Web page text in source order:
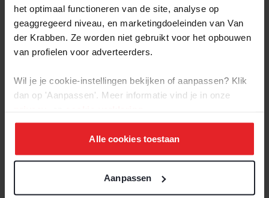
het optimaal functioneren van de site, analyse op
geaggregeerd niveau, en marketingdoeleinden van Van
der Krabben. Ze worden niet gebruikt voor het opbouwen
van profielen voor adverteerders.
Wil je je cookie-instellingen bekijken of aanpassen? Klik
dan op 'Aanpassen'. Meer informatie vind je in onze
Alle cookies toestaan
Aanpassen
8 koop- en huurwoningen en 8 appartementen
- Van Wanrooij bouw en ontwikkeling
Verkocht